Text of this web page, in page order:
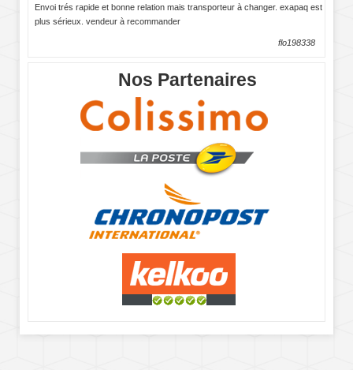
Envoi trés rapide et bonne relation mais transporteur à changer. exapaq est
plus sérieux. vendeur à recommander
flo198338
Nos Partenaires